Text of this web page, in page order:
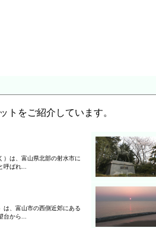
トをご紹介しています。
）は、富山県北部の射水市に
ばれ...
は、富山市の西側近郊にある
から...